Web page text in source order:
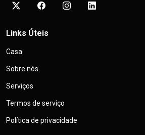
Links Úteis
Casa
Sobre nós
Serviços
Termos de serviço
Política de privacidade